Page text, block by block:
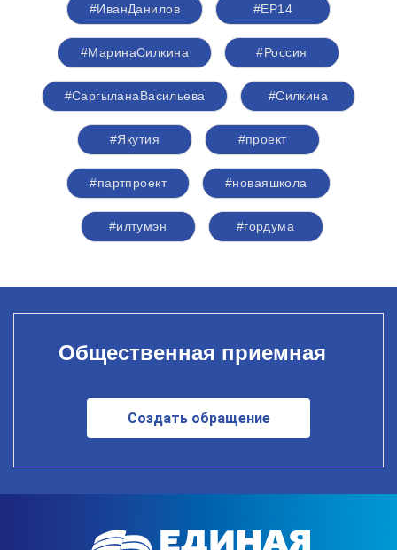
#ИванДанилов #ЕР14
#МаринаСилкина #Россия
#СаргыланаВасильева #Силкина
#Якутия #проект
#партпроект #новаяшкола
#илтумэн #гордума
Общественная приемная
Создать обращение